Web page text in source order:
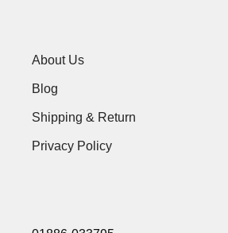
About Us
Blog
Shipping & Return
Privacy Policy